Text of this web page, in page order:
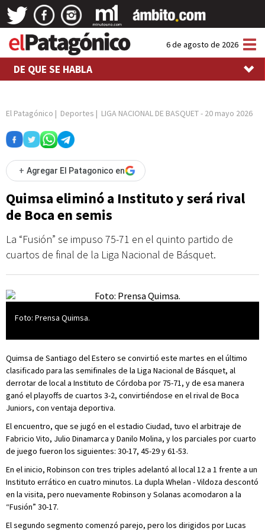
6 de agosto de 2026
DE QUE SE HABLA
El Patagónico | Deportes | LIGA NACIONAL DE BASQUET- 20 mayo 2026
+ Agregar El Patagonico en
Quimsa eliminó a Instituto y será rival
de Boca en semis
La “Fusión” se impuso 75-71 en el quinto partido de
cuartos de final de la Liga Nacional de Básquet.
Foto: Prensa Quimsa.
Quimsa de Santiago del Estero se convirtió este martes en el último
clasificado para las semifinales de la Liga Nacional de Básquet, al
derrotar de local a Instituto de Córdoba por 75-71, y de esa manera
ganó el playoffs de cuartos 3-2, convirtiéndose en el rival de Boca
Juniors, con ventaja deportiva.
El encuentro, que se jugó en el estadio Ciudad, tuvo el arbitraje de
Fabricio Vito, Julio Dinamarca y Danilo Molina, y los parciales por cuarto
de juego fueron los siguientes: 30-17, 45-29 y 61-53.
En el inicio, Robinson con tres triples adelantó al local 12 a 1 frente a un
Instituto errático en cuatro minutos. La dupla Whelan - Vildoza descontó
en la visita, pero nuevamente Robinson y Solanas acomodaron a la
“Fusión” 30-17.
El segundo segmento comenzó parejo, pero los dirigidos por Lucas